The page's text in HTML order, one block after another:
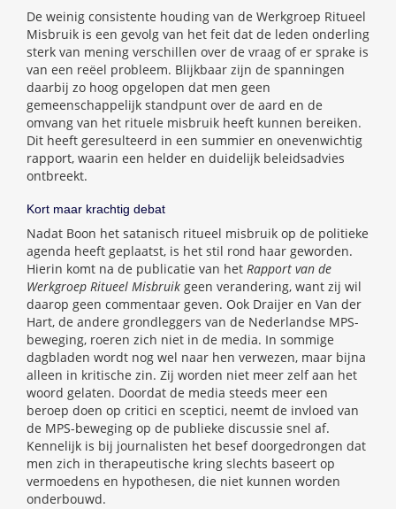
De weinig consistente houding van de Werkgroep Ritueel
Misbruik is een gevolg van het feit dat de leden onderling
sterk van mening verschillen over de vraag of er sprake is
van een reëel probleem. Blijkbaar zijn de spanningen
daarbij zo hoog opgelopen dat men geen
gemeenschappelijk standpunt over de aard en de
omvang van het rituele misbruik heeft kunnen bereiken.
Dit heeft geresulteerd in een summier en onevenwichtig
rapport, waarin een helder en duidelijk beleidsadvies
ontbreekt.
Kort maar krachtig debat
Nadat Boon het satanisch ritueel misbruik op de politieke
agenda heeft geplaatst, is het stil rond haar geworden.
Hierin komt na de publicatie van het Rapport van de
Werkgroep Ritueel Misbruik geen verandering, want zij wil
daarop geen commentaar geven. Ook Draijer en Van der
Hart, de andere grondleggers van de Nederlandse MPS-
beweging, roeren zich niet in de media. In sommige
dagbladen wordt nog wel naar hen verwezen, maar bijna
alleen in kritische zin. Zij worden niet meer zelf aan het
woord gelaten. Doordat de media steeds meer een
beroep doen op critici en sceptici, neemt de invloed van
de MPS-beweging op de publieke discussie snel af.
Kennelijk is bij journalisten het besef doorgedrongen dat
men zich in therapeutische kring slechts baseert op
vermoedens en hypothesen, die niet kunnen worden
onderbouwd.